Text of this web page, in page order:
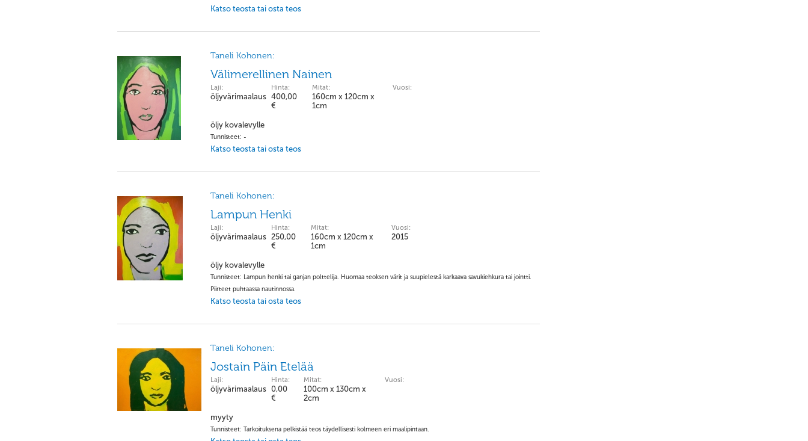
Katso teosta tai osta teos
Taneli Kohonen:
Välimerellinen Nainen
Laji:
öljyvärimaalaus
Hinta:
400,00
€
Mitat:
160cm x 120cm x
1cm
Vuosi:
öljy kovalevylle
Tunnisteet: -
Katso teosta tai osta teos
Taneli Kohonen:
Lampun Henki
Laji:
öljyvärimaalaus
Hinta:
250,00
€
Mitat:
160cm x 120cm x
1cm
Vuosi:
2015
öljy kovalevylle
Tunnisteet: Lampun henki tai ganjan polttelija. Huomaa teoksen värit ja suupielestä karkaava savukiehkura tai jointti.
Piirteet puhtaassa nautinnossa.
Katso teosta tai osta teos
Taneli Kohonen:
Jostain Päin Etelää
Laji:
öljyvärimaalaus
Hinta:
0,00
€
Mitat:
100cm x 130cm x
2cm
Vuosi:
myyty
Tunnisteet: Tarkoituksena pelkistää teos täydellisesti kolmeen eri maalipintaan.